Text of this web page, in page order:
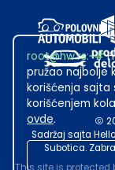
Sadržaj sajta
Subotica.
root@hw.rs:~#
pružao najbolje
korišćenja
korišćenjem
ovde.